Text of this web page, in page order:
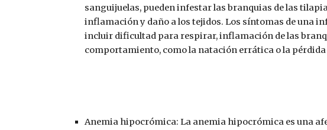
sanguijuelas, pueden infestar las branquias de las
inflamación y daño a los tejidos. Los síntomas de una
incluir dificultad para respirar, inflamación de las
comportamiento, como la natación errática o la pérdida
Anemia hipocrómica: La anemia hipocrómica es una